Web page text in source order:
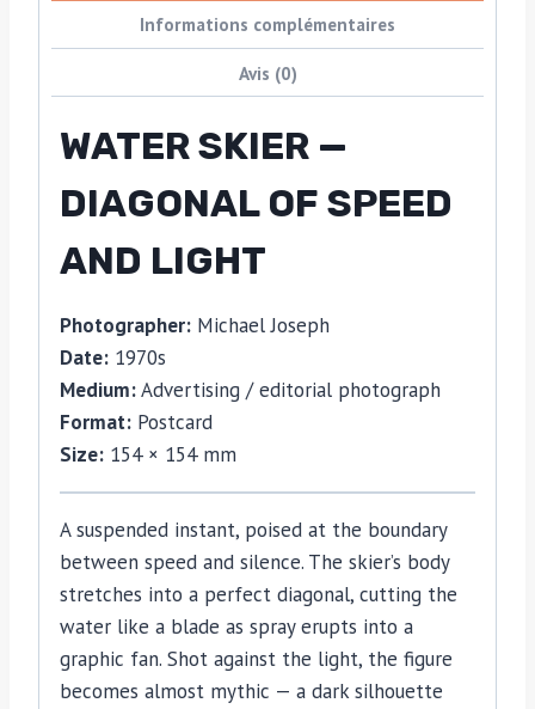
Joseph
Informations complémentaires
Avis (0)
WATER SKIER —
DIAGONAL OF SPEED
AND LIGHT
Photographer: Michael Joseph
Date: 1970s
Medium:Advertising / editorial photograph
Format: Postcard
Size: 154 × 154 mm
A suspended instant, poised at the boundary
between speed and silence. The skier’s body
stretches into a perfect diagonal, cutting the
water like a blade as spray erupts into a
graphic fan. Shot against the light, the figure
becomes almost mythic — a dark silhouette